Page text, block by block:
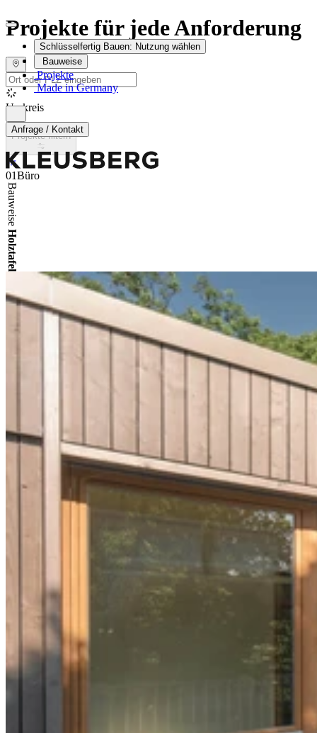
Schlüsselfertig Bauen: Nutzung wählen
Bauweise
Projekte
Made in Germany
Anfrage / Kontakt
Projekte für jede Anforderung
Umkreis
Projekte filtern
01Büro
Bauweise
Holztafel